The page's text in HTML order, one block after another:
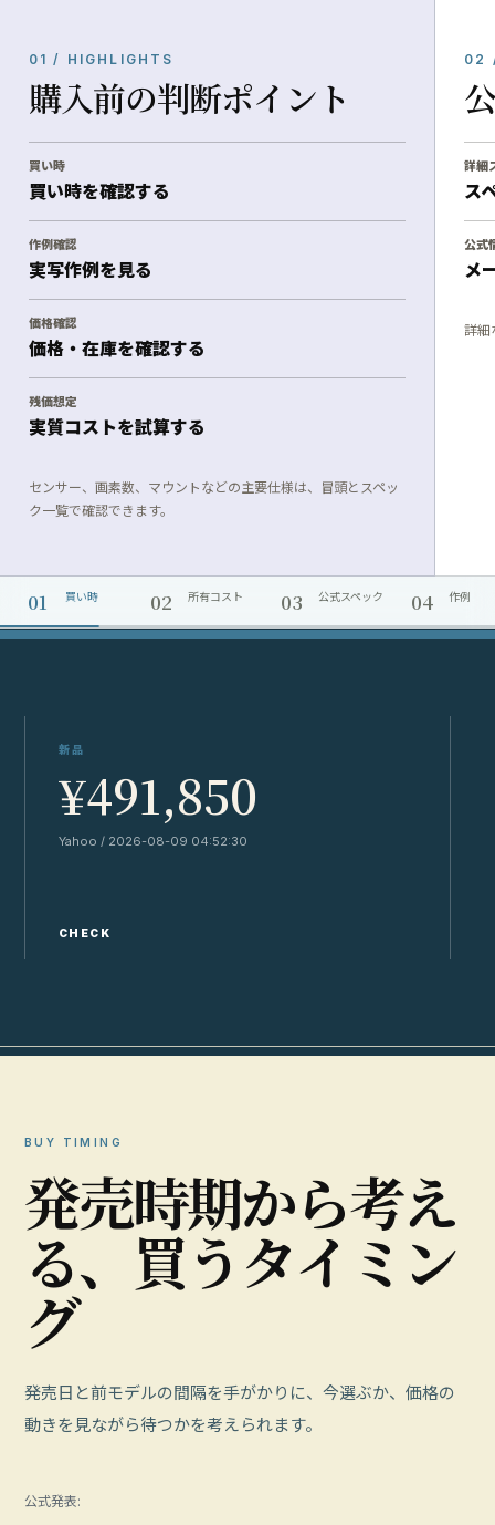
01 / HIGHLIGHTS
購入前の判断ポイント
買い時
買い時を確認する
作例確認
実写作例を見る
価格確認
価格・在庫を確認する
残価想定
実質コストを試算する
センサー、画素数、マウントなどの主要仕様は、冒頭とスペッ
ク一覧で確認できます。
02
詳細
ス
公式
メ
詳細
01 買い時 02 所有コスト 03 公式スペック 04 作例
新品
¥491,850
Yahoo / 2026-08-09 04:52:30
CHECK
BUY TIMING
発売時期から考え
る、 買うタイ ミ ン
グ
発売日と前モデルの間隔を手がかりに、今選ぶか、価格の
動きを見ながら待つかを考えられます。
公式発表: